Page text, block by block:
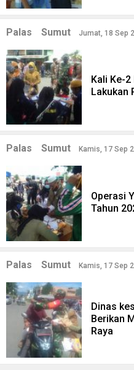
Palas Sumut Jumat, 18 Sep
Kali Ke-
Lakukan
Palas Sumut Kamis, 17 Sep
Operasi
Tahun
Palas Sumut Kamis, 17 Sep
Dinas
Berikan
Raya